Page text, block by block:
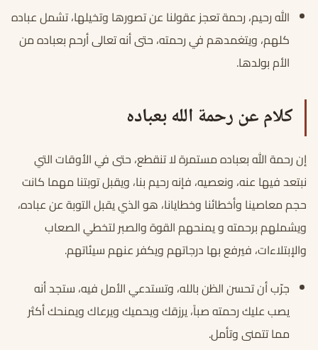
الله رحيم، رحمة تعجز عقولنا عن تصورها وتخيلها، تشمل عباده
كلهم، ويتغمدهم في رحمته، حتى أنه تعالى أرحم بعباده من
الأم بولدها.
كلام عن رحمة الله بعباده
إن رحمة الله بعباده مستمرة لا تنقطع، حتى في الأوقات التي
نبتعد فيها عنه، ونعصيه، فإنه رحيم بنا، ويقبل توبتنا مهما كانت
حجم معاصينا وأخطائنا وخطايانا، هو الذي يقبل التوبة عن عباده،
ويشملهم برحمته و يمنحهم القوة والصبر لتخطي الصعاب
والإبتلاءات، فيرفع بها درجاتهم ويكفر عنهم سيئاتهم.
جرّب أن تحسن الظن بالله، وتستدعي الأمل فيه، ستجد أنه
يصب عليك رحمته صباً، يرزقك ويحميك ويرعاك ويمنحك أكثر
مما تتمنى وتأمل.